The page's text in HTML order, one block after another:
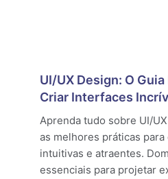
UI/UX Design: O
Criar Interfaces
Aprenda tudo sobre UI/
as melhores práticas
intuitivas e atraentes.
essenciais para projetar